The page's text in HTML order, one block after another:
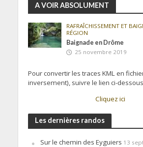
A VOIR ABSOLUMENT
RAFRAÎCHISSEMENT ET
RÉGION
Baignade en Drôme
25 novembre 2019
Pour convertir les traces KML en
inversement), suivre le lien ci-dessous
Cliquez ici
Les dernières randos
Sur le chemin des Eyguiers 13